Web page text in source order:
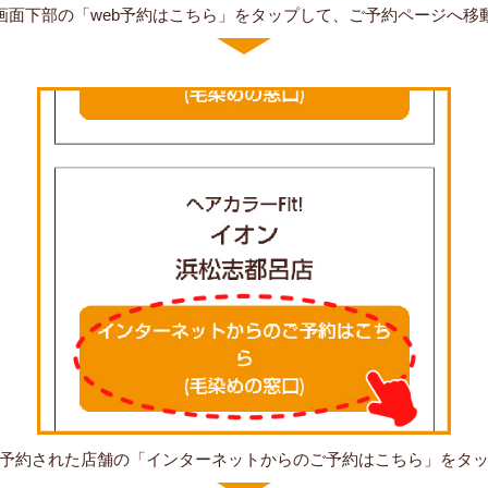
下部の「web予約はこちら」をタップして、ご予約ページへ移
約された店舗の「インターネットからのご予約はこちら」をタッ